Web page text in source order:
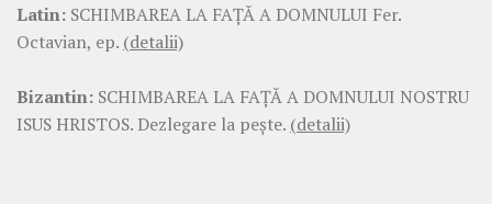
Latin: SCHIMBAREA LA FAŢĂ A DOMNULUI Fer.
Octavian, ep. (detalii)
Bizantin: SCHIMBAREA LA FAŢĂ A DOMNULUI NOSTRU
ISUS HRISTOS. Dezlegare la pește. (detalii)